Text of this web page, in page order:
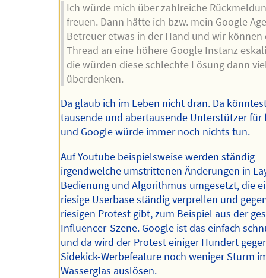
Ich würde mich über zahlreiche
freuen. Dann hätte ich bzw. mein Google
Betreuer etwas in der Hand und wir können
Thread an eine höhere Google Instanz
die würden diese schlechte Lösung dann
überdenken.
Da glaub ich im Leben nicht dran. Da
tausende und abertausende Unterstützer für
und Google würde immer noch nichts tun.
Auf Youtube beispielsweise werden ständig
irgendwelche umstrittenen Änderungen in
Bedienung und Algorithmus umgesetzt, die
riesige Userbase ständig verprellen und
riesigen Protest gibt, zum Beispiel aus der
Influencer-Szene. Google ist das einfach
und da wird der Protest einiger Hundert
Sidekick-Werbefeature noch weniger Sturm
Wasserglas auslösen.